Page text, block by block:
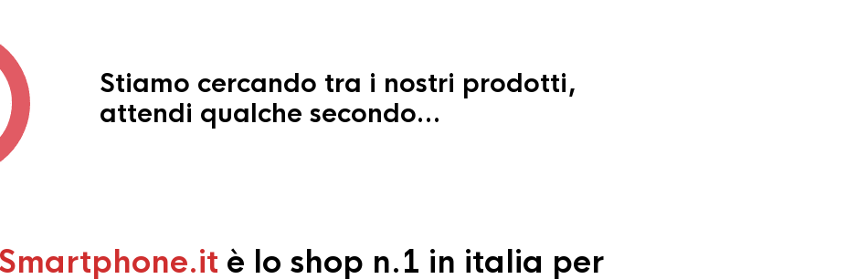
Stiamo cercando tra i nostri prodotti,
attendi qualche secondo…
è lo shop n.1 in italia per